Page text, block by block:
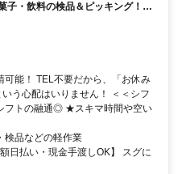
子・飲料の検品＆ピッキング！日
サクッと即収入◎
能！ TEL不要だから、「お休み
う心配はいりません！ ＜＜シフ
フトの融通◎ ★スキマ時間や空い
検品などの軽作業
日払い・現金手渡しOK】 スグに